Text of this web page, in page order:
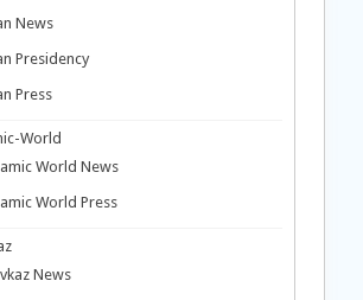
News
Presidency
Press
World
World News
World Press
News